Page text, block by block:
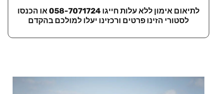
לתיאום אימון ללא עלות חייגו 058-7071724 או הכנסו
לסטורי הזינו פרטים ורכזינו יעלו למולכם בהקדם